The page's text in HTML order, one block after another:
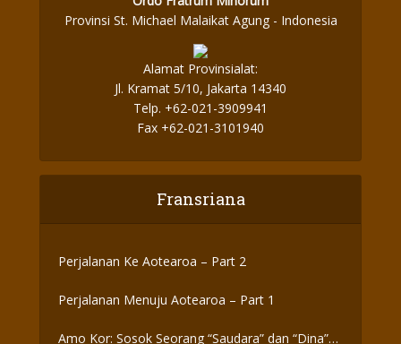
Provinsi St. Michael Malaikat Agung - Indonesia
Alamat Provinsialat:
Jl. Kramat 5/10, Jakarta 14340
Telp. +62-021-3909941
Fax +62-021-3101940
Fransriana
Perjalanan Ke Aotearoa – Part 2
Perjalanan Menuju Aotearoa – Part 1
Amo Kor: Sosok Seorang “Saudara” dan “Dina”